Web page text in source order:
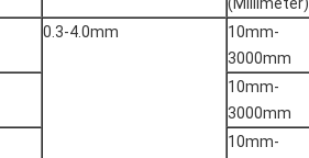
(Millimeter)
0.3-4.0mm
10mm-
3000mm
10mm-
3000mm
10mm-